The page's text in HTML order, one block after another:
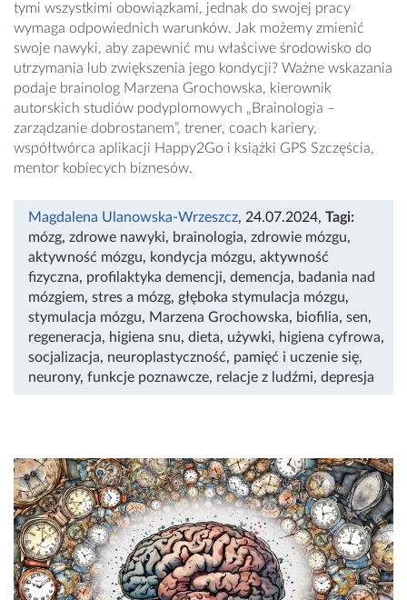
tymi wszystkimi obowiązkami, jednak do swojej pracy
wymaga odpowiednich warunków. Jak możemy zmienić
swoje nawyki, aby zapewnić mu właściwe środowisko do
utrzymania lub zwiększenia jego kondycji? Ważne wskazania
podaje brainolog Marzena Grochowska, kierownik
autorskich studiów podyplomowych „Brainologia –
zarządzanie dobrostanem”, trener, coach kariery,
współtwórca aplikacji Happy2Go i książki GPS Szczęścia,
mentor kobiecych biznesów.
Magdalena Ulanowska-Wrzeszcz, 24.07.2024, Tagi:
mózg, zdrowe nawyki, brainologia, zdrowie mózgu,
aktywność mózgu, kondycja mózgu, aktywność
fizyczna, profilaktyka demencji, demencja, badania nad
mózgiem, stres a mózg, głęboka stymulacja mózgu,
stymulacja mózgu, Marzena Grochowska, biofilia, sen,
regeneracja, higiena snu, dieta, używki, higiena cyfrowa,
socjalizacja, neuroplastyczność, pamięć i uczenie się,
neurony, funkcje poznawcze, relacje z ludźmi, depresja